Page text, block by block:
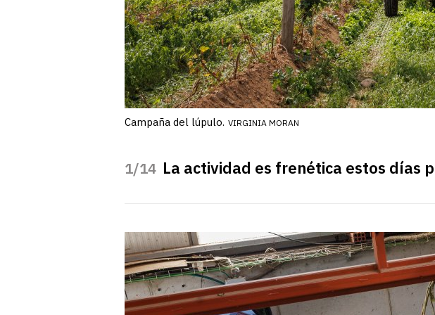
Campaña del lúpulo. VIRGINIA MORAN
/14 La actividad es frenética estos días